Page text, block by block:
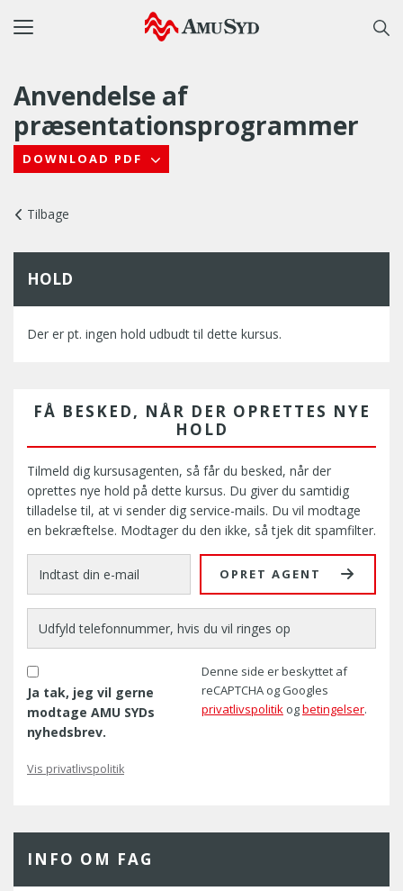
Toggle
Anvendelse af
præsentationsprogrammer
DOWNLOAD PDF
Tilbage
HOLD
Der er pt. ingen hold udbudt til dette kursus.
FÅ BESKED, NÅR DER OPRETTES NYE
HOLD
Tilmeld dig kursusagenten, så får du besked, når der
oprettes nye hold på dette kursus. Du giver du samtidig
tilladelse til, at vi sender dig service-mails. Du vil modtage
en bekræftelse. Modtager du den ikke, så tjek dit spamfilter.
OPRET AGENT
Ja tak, jeg vil gerne
modtage AMU SYDs
nyhedsbrev.
Denne side er beskyttet af
reCAPTCHA og Googles
privatlivspolitik ogbetingelser.
Vis privatlivspolitik
INFO OM FAG